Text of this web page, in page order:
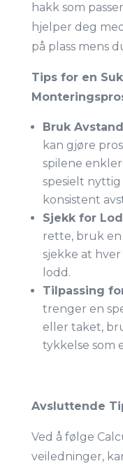
hakk som
hjelper deg
på plass mens
Tips for en
Bruk
kan gjøre
spilene
spesielt
konsistent
Sjekk for
rette, bruk
sjekke at
lodd.
Tilpassing
trenger en
eller taket,
tykkelse som
Avsluttende
Ved å følge
veiledninger,